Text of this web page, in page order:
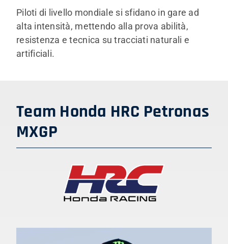
Piloti di livello mondiale si sfidano in gare ad
alta intensità, mettendo alla prova abilità,
resistenza e tecnica su tracciati naturali e
artificiali.
Team Honda HRC Petronas
MXGP